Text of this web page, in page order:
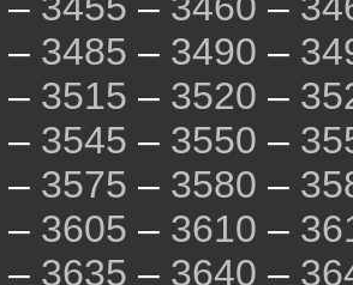
– 3485 – 3490 –
– 3515 – 3520 –
– 3545 – 3550 –
– 3575 – 3580 –
– 3605 – 3610 –
– 3635 – 3640 –